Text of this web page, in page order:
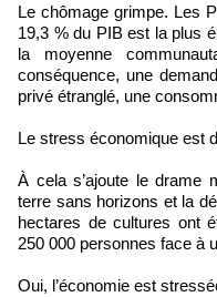
Le chômage grimpe. Les
19,3 % du PIB est la plus
la moyenne
conséquence, une
privé étranglé, une
Le stress économique est
À cela s’ajoute le drame
terre sans horizons et la
hectares de cultures ont
250 000 personnes face à
Oui, l’économie est